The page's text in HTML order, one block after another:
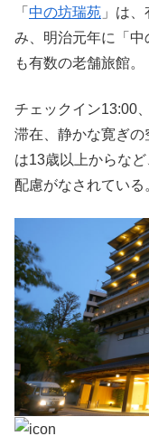
「 中の坊瑞苑 」は
み、明治元年に「
も有数の老舗旅館。
チェックイン13:00
滞在、静かな寛ぎ
は13歳以上からな
配慮がなされている